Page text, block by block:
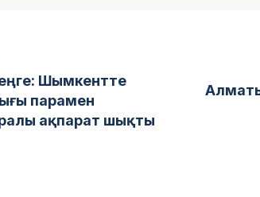
Шымкентте
парамен
ақпарат шықты